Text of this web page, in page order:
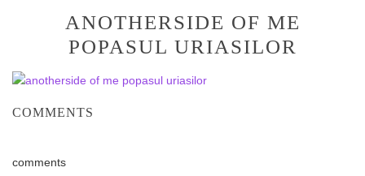
ANOTHERSIDE OF ME
POPASUL URIASILOR
COMMENTS
comments